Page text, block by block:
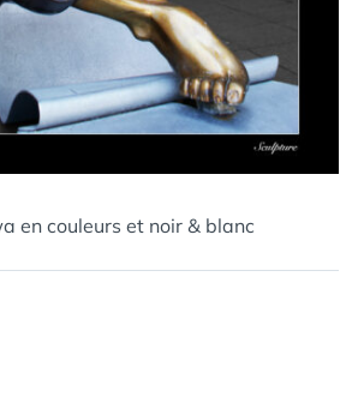
en couleurs et noir & blanc